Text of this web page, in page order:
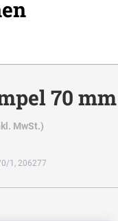
70
MwSt.)
1, 206277